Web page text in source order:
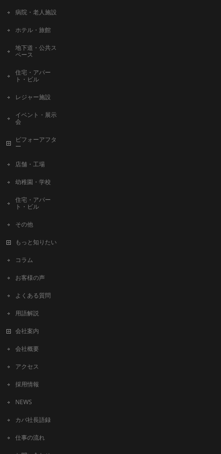
病院・老人施設
ホテル・旅館
地下道・公共ス
ペース
住宅・アパー
ト・ビル
レジャー施設
イベント・展示
会
ビフォーアフタ
ー
店舗・工場
幼稚園・学校
住宅・アパー
ト・ビル
その他
もっと知りたい
コラム
お客様の声
よくある質問
用語解説
会社案内
会社概要
アクセス
採用情報
NEWS
カバ社長語録
仕事の流れ